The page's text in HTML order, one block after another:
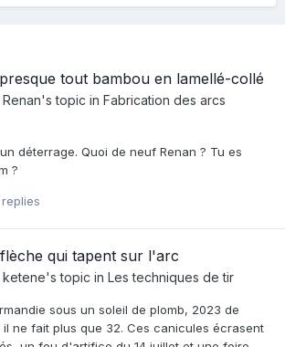
tout bambou en lamellé-collé
Renan's topic in Fabrication des arcs
déterrage. Quoi de neuf Renan ? Tu es
?
replies
qui tapent sur l'arc
ketene's topic in Les techniques de tir
sous un soleil de plomb, 2023 de
ne fait plus que 32. Ces canicules écrasent